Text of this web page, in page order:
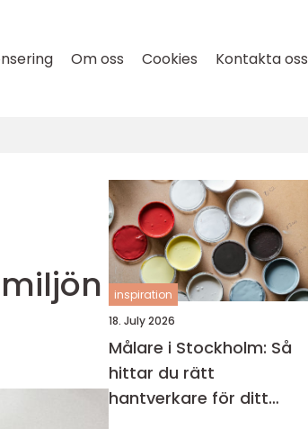
Om oss Cookies Kontakta oss
inspiration
18. July 2026
Målare i Stockholm: Så
hittar du rätt
hantverkare för ditt
projekt